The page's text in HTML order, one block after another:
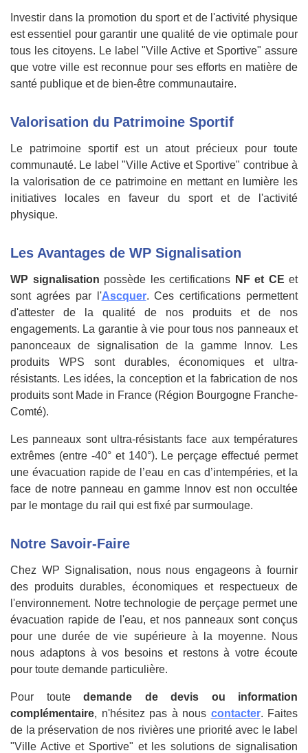
Investir dans la promotion du sport et de l'activité physique
est essentiel pour garantir une qualité de vie optimale pour
tous les citoyens. Le label "Ville Active et Sportive" assure
que votre ville est reconnue pour ses efforts en matière de
santé publique et de bien-être communautaire.
Valorisation du Patrimoine Sportif
Le patrimoine sportif est un atout précieux pour toute
communauté. Le label "Ville Active et Sportive" contribue à
la valorisation de ce patrimoine en mettant en lumière les
initiatives locales en faveur du sport et de l'activité
physique.
Les Avantages de WP Signalisation
WP signalisation possède les certifications NF et CE et
sont agrées par l'Ascquer. Ces certifications permettent
d'attester de la qualité de nos produits et de nos
engagements. La garantie à vie pour tous nos panneaux et
panonceaux de signalisation de la gamme Innov. Les
produits WPS sont durables, économiques et ultra-
résistants. Les idées, la conception et la fabrication de nos
produits sont Made in France (Région Bourgogne Franche-
Comté).
Les panneaux sont ultra-résistants face aux températures
extrêmes (entre -40° et 140°). Le perçage effectué permet
une évacuation rapide de l’eau en cas d’intempéries, et la
face de notre panneau en gamme Innov est non occultée
par le montage du rail qui est fixé par surmoulage.
Notre Savoir-Faire
Chez WP Signalisation, nous nous engageons à fournir
des produits durables, économiques et respectueux de
l'environnement. Notre technologie de perçage permet une
évacuation rapide de l'eau, et nos panneaux sont conçus
pour une durée de vie supérieure à la moyenne. Nous
nous adaptons à vos besoins et restons à votre écoute
pour toute demande particulière.
Pour toute demande de devis ou information
complémentaire, n'hésitez pas à nous contacter. Faites
de la préservation de nos rivières une priorité avec le label
"Ville Active et Sportive" et les solutions de signalisation